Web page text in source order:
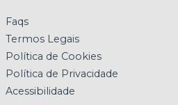
Faqs
Termos Legais
Política de Cookies
Política de Privacidade
Acessibilidade